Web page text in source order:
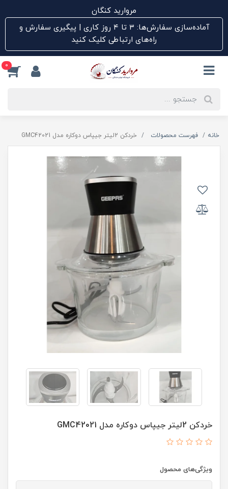
مروارید کنگان
آماده‌سازی سفارش‌ها: ۳ تا ۴ روز کاری | پیگیری سفارش و
راه‌های ارتباطی کلیک کنید
0
خانه فهرست محصولات خردکن 2لیتر جیپاس دوکاره مدل GMC42021
خردکن 2لیتر جیپاس دوکاره مدل GMC42021
ویژگی‌های محصول